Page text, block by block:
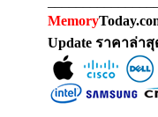
Memory
Update ราคาล่า